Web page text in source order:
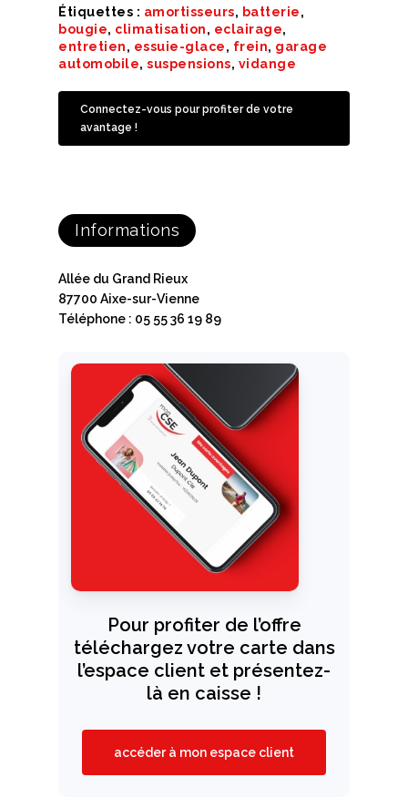
Étiquettes : amortisseurs, batterie,
bougie, climatisation, eclairage,
entretien, essuie-glace, frein, garage
automobile, suspensions, vidange
Connectez-vous pour profiter de votre
avantage !
Informations
Allée du Grand Rieux
87700 Aixe-sur-Vienne
Téléphone : 05 55 36 19 89
Pour profiter de l’offre
téléchargez votre carte dans
l’espace client et présentez-
là en caisse !
accéder à mon espace client